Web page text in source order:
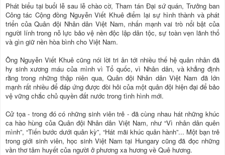
Phát biểu tại buổi lễ sau lễ chào cờ, Tham tán Đại sứ quán, Trưởng ban
Công tác Cộng đồng Nguyễn Viết Khuê điểm lại sự hình thành và phát
triển của Quân đội Nhân dân Việt Nam, nhấn mạnh vai trò nổi bật của
người lính trong nỗ lực bảo vệ nền độc lập dân tộc, sự toàn vẹn lãnh thổ
và gìn giữ nền hòa bình cho Việt Nam.
Ông Nguyễn Viết Khuê cũng nói lời tri ân tới nhiều thế hệ quân nhân đã
hy sinh xương máu của mình vì Tổ quốc, vì Nhân dân, và khẳng định
rằng trong những thập niên qua, Quân đội Nhân dân Việt Nam đã lớn
mạnh rất nhiều để đáp ứng được đòi hỏi của một quân đội hiện đại để bảo
vệ vững chắc chủ quyền đất nước trong tình hình mới.
Cử tọa - trong đó có những sinh viên trẻ - đã cùng nhau hát những khúc
ca hào hùng của Quân đội Nhân dân Việt Nam, như “Vì nhân dân quên
mình”, “Tiến bước dưới quân kỳ”, “Hát mãi khúc quân hành”... Một bạn trẻ
trong giới sinh viên, học sinh Việt Nam tại Hungary cũng đã đọc những
vần thơ tâm huyết của người ở phương xa hương về Quê hương.